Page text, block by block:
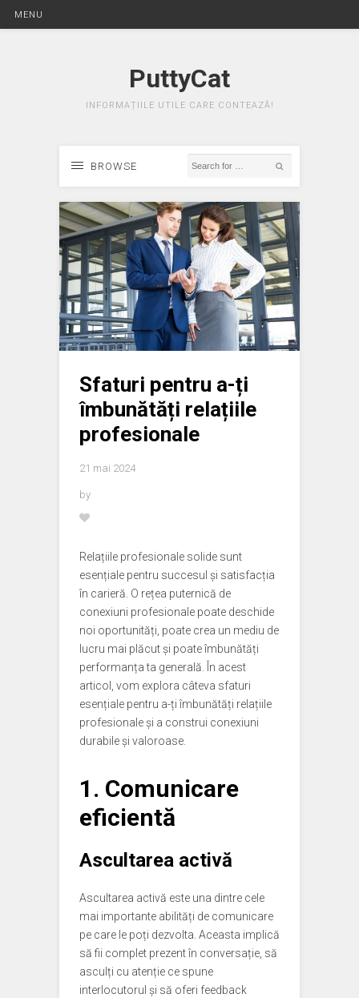
MENU
PuttyCat
INFORMAȚIILE UTILE CARE CONTEAZĂ!
BROWSE
Sfaturi pentru a-ți
îmbunătăți relațiile
profesionale
21 mai 2024
by
Relațiile profesionale solide sunt
esențiale pentru succesul și satisfacția
în carieră. O rețea puternică de
conexiuni profesionale poate deschide
noi oportunități, poate crea un mediu de
lucru mai plăcut și poate îmbunătăți
performanța ta generală. În acest
articol, vom explora câteva sfaturi
esențiale pentru a-ți îmbunătăți relațiile
profesionale și a construi conexiuni
durabile și valoroase.
1. Comunicare
eficientă
Ascultarea activă
Ascultarea activă este una dintre cele
mai importante abilități de comunicare
pe care le poți dezvolta. Aceasta implică
să fii complet prezent în conversație, să
asculți cu atenție ce spune
interlocutorul și să oferi feedback